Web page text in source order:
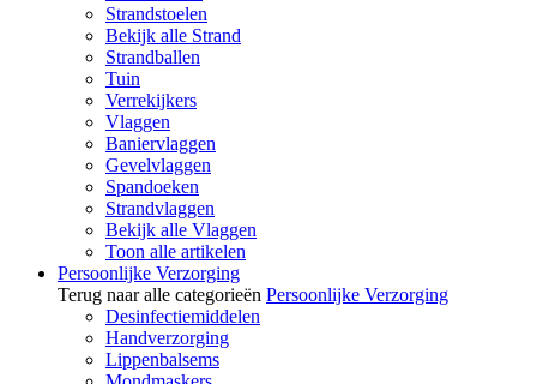
Strandstoelen
Bekijk alle Strand
Strandballen
Tuin
Verrekijkers
Vlaggen
Baniervlaggen
Gevelvlaggen
Spandoeken
Strandvlaggen
Bekijk alle Vlaggen
Toon alle artikelen
Persoonlijke Verzorging
Terug naar alle categorieën Persoonlijke Verzorging
Desinfectiemiddelen
Handverzorging
Lippenbalsems